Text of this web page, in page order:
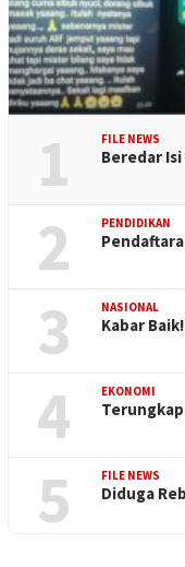
1 FILE NEWS
Beredar
2 PENDIDIKAN
3 NASIONAL
Kabar
4 EKONOMI
5 FILE NEWS
Diduga